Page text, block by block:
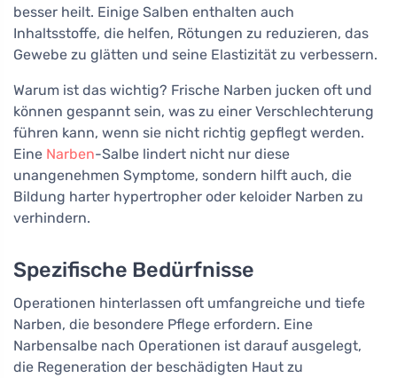
besser heilt. Einige Salben enthalten auch
Inhaltsstoffe, die helfen, Rötungen zu reduzieren, das
Gewebe zu glätten und seine Elastizität zu verbessern.
Warum ist das wichtig? Frische Narben jucken oft und
können gespannt sein, was zu einer Verschlechterung
führen kann, wenn sie nicht richtig gepflegt werden.
Eine Narben-Salbe lindert nicht nur diese
unangenehmen Symptome, sondern hilft auch, die
Bildung harter hypertropher oder keloider Narben zu
verhindern.
Spezifische Bedürfnisse
Operationen hinterlassen oft umfangreiche und tiefe
Narben, die besondere Pflege erfordern. Eine
Narbensalbe nach Operationen ist darauf ausgelegt,
die Regeneration der beschädigten Haut zu